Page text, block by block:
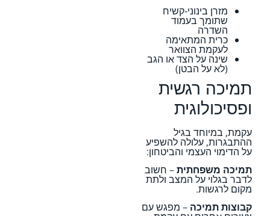
מזרן בינוני-קשיח
שתומך בעמוד
השדרה
כרית המתאימה
לעקמת הצוואר
שינה על הצד או הגב
(לא על הבטן)
תמיכה רגשית
ופסיכולוגית
עקמת, במיוחד בגיל
ההתבגרות, עלולה להשפיע
על הדימוי העצמי והביטחון:
תמיכה משפחתית– חשוב
לדבר בגלוי על המצב ולתת
מקום לרגשות.
קבוצות תמיכה – מפגש עם